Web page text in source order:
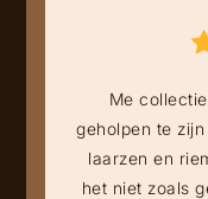
Me
geholpen te
laarzen en
het niet zoals